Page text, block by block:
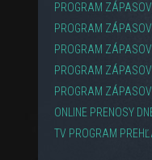
PROGRAM
PROGRAM
PROGRAM
PROGRAM
PROGRAM
ONLINE PRENOSY
TV PROGRAM